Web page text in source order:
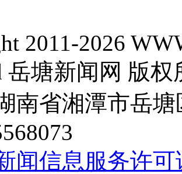
2011-2026
岳塘新闻网 版权
南省湘潭市岳塘
闻信息服务许可